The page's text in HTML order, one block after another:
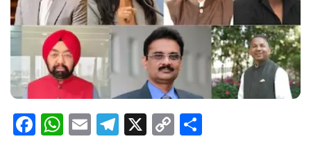
F W E T X C